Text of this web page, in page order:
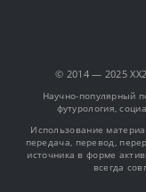
© 2014 — 2025
Научно-популярный
футурология,
Использование
передача, перевод,
источника в форме
всегда